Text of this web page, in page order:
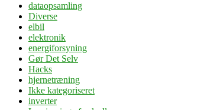
dataopsamling
Diverse
elbil
elektronik
energiforsyning
Gør Det Selv
Hacks
hjernetræning
Ikke kategoriseret
inverter